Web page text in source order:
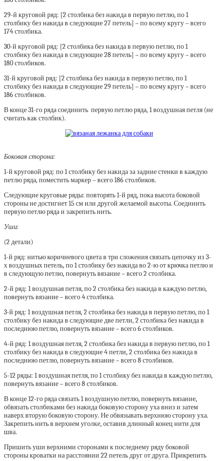
29-й круговой ряд: [2 столбика без накида в первую петлю, по 1
столбику без накида в следующие 27 петель] – по всему кругу – всего
174 столбика.
30-й круговой ряд: [2 столбика без накида в первую петлю, по 1
столбику без накида в следующие 28 петель] – по всему кругу – всего
180 столбиков.
31-й круговой ряд: [2 столбика без накида в первую петлю, по 1
столбику без накида в следующие 29 петель] – по всему кругу – всего
186 столбиков.
В конце 31-го ряда соединить первую петлю ряда, 1 воздушная петля (не
считать как столбик).
Боковая сторона:
1-й круговой ряд: по 1 столбику без накида за задние стенки в каждую
петлю ряда, поместить маркер – всего 186 столбиков.
Следующие круговые ряды: повторять 1-й ряд, пока высота боковой
стороны не достигнет 15 см или другой желаемой высоты. Соединить
первую петлю ряда и закрепить нить.
Уши:
(2 детали)
1-й ряд: нитью коричневого цвета в три сложения связать цепочку из 3-
х воздушных петель, по 1 столбику без накида во 2-ю от крючка петлю и
в следующую петлю, повернуть вязание – всего 2 столбика.
2-й ряд: 1 воздушная петля, по 2 столбика без накида в каждую петлю,
повернуть вязание – всего 4 столбика.
3-й ряд: 1 воздушная петля, 2 столбика без накида в первую петлю, по 1
столбику без накида в следующие две петли, 2 столбика без накида в
последнюю петлю, повернуть вязание – всего 6 столбиков.
4-й ряд: 1 воздушная петля, 2 столбика без накида в первую петлю, по 1
столбику без накида в следующие 4 петли, 2 столбика без накида в
последнюю петлю, повернуть вязание – всего 8 столбиков.
5-12 ряды: 1 воздушная петля, по 1 столбику без накида в каждую петлю,
повернуть вязание – всего 8 столбиков.
В конце 12-го ряда связать 1 воздушную петлю, повернуть вязание,
обвязать столбиками без накида боковую сторону уха вниз и затем
наверх вторую боковую сторону. Не обвязывать верхнюю сторону уха.
Закрепить нить в верхнем уголке, оставив длинный конец нити для
шва.
Пришить уши верхними сторонами к последнему ряду боковой
стороны кроватки на расстоянии 22 петель друг от друга. Прикрепить